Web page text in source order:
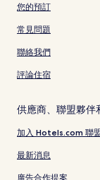
您的預訂
常見問題
聯絡我們
評論住宿
供應商、聯盟夥伴
加入 Hotels.com 聯
最新消息
廣告合作提案